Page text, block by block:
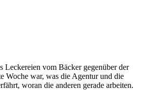
Leckereien vom Bäcker gegenüber der
Woche war, was die Agentur und die
woran die anderen gerade arbeiten.